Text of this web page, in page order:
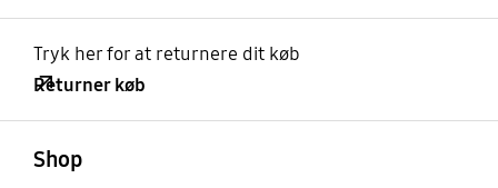
Tryk her for at returnere dit køb
Returner køb
Shop